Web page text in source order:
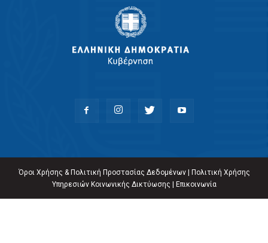
Όροι Χρήσης & Πολιτική Προστασίας Δεδομένων|
Πολιτική Χρήσης
Υπηρεσιών Κοινωνικής Δικτύωσης
Επικοινωνία